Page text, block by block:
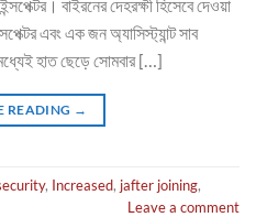
বাইরনের দেহরক্ষী হিসেবে দেওয়া
এবং এক জন অ্যাসিস্ট্যান্ট সাব
মধ্যেই হাত ছেড়ে সোমবার […]
READING →
, Increased, jafter joining,
Leave a comment